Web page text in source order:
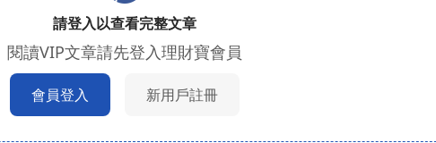
請登入以查看完整文章
閱讀VIP文章請先登入理財寶會員
會員登入 新用戶註冊